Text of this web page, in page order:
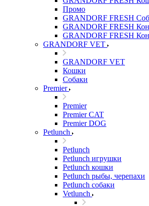
Промо
GRANDORF FRESH
GRANDORF FRESH
GRANDORF FRESH
GRANDORF VET
GRANDORF VET
Кошки
Собаки
Premier
Premier
Premier CAT
Premier DOG
Petlunch
Petlunch
Petlunch игрушки
Petlunch кошки
Petlunch рыбы, черепахи
Petlunch собаки
Vetlunch